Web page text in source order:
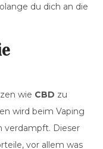
du dich an die
wie CBD zu
wird beim Vaping
verdampft. Dieser
vor allem was